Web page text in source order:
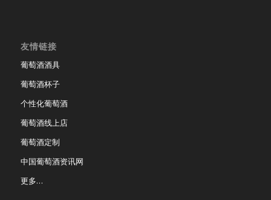
友情链接
葡萄酒酒具
葡萄酒杯子
个性化葡萄酒
葡萄酒线上店
葡萄酒定制
中国葡萄酒资讯网
更多…